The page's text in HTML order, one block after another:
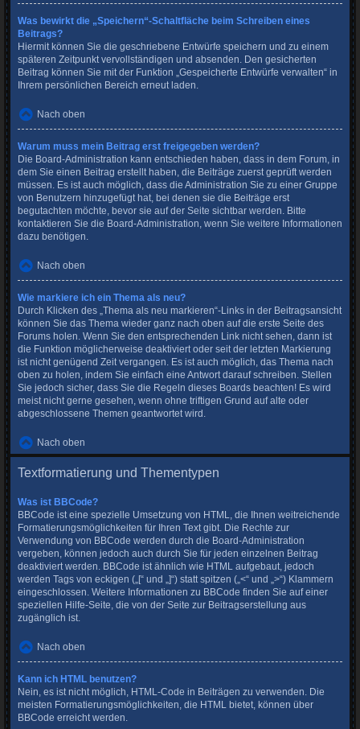
Was bewirkt die „Speichern“-Schaltfläche beim Schreiben eines
Beitrags?
Hiermit können Sie die geschriebene Entwürfe speichern und zu einem
späteren Zeitpunkt vervollständigen und absenden. Den gesicherten
Beitrag können Sie mit der Funktion „Gespeicherte Entwürfe verwalten“ in
Ihrem persönlichen Bereich erneut laden.
Nach oben
Warum muss mein Beitrag erst freigegeben werden?
Die Board-Administration kann entschieden haben, dass in dem Forum, in
dem Sie einen Beitrag erstellt haben, die Beiträge zuerst geprüft werden
müssen. Es ist auch möglich, dass die Administration Sie zu einer Gruppe
von Benutzern hinzugefügt hat, bei denen sie die Beiträge erst
begutachten möchte, bevor sie auf der Seite sichtbar werden. Bitte
kontaktieren Sie die Board-Administration, wenn Sie weitere Informationen
dazu benötigen.
Nach oben
Wie markiere ich ein Thema als neu?
Durch Klicken des „Thema als neu markieren“-Links in der Beitragsansicht
können Sie das Thema wieder ganz nach oben auf die erste Seite des
Forums holen. Wenn Sie den entsprechenden Link nicht sehen, dann ist
die Funktion möglicherweise deaktiviert oder seit der letzten Markierung
ist nicht genügend Zeit vergangen. Es ist auch möglich, das Thema nach
oben zu holen, indem Sie einfach eine Antwort darauf schreiben. Stellen
Sie jedoch sicher, dass Sie die Regeln dieses Boards beachten! Es wird
meist nicht gerne gesehen, wenn ohne triftigen Grund auf alte oder
abgeschlossene Themen geantwortet wird.
Nach oben
Textformatierung und Thementypen
Was ist BBCode?
BBCode ist eine spezielle Umsetzung von HTML, die Ihnen weitreichende
Formatierungsmöglichkeiten für Ihren Text gibt. Die Rechte zur
Verwendung von BBCode werden durch die Board-Administration
vergeben, können jedoch auch durch Sie für jeden einzelnen Beitrag
deaktiviert werden. BBCode ist ähnlich wie HTML aufgebaut, jedoch
werden Tags von eckigen („[“ und „]“) statt spitzen („<“ und „>“) Klammern
eingeschlossen. Weitere Informationen zu BBCode finden Sie auf einer
speziellen Hilfe-Seite, die von der Seite zur Beitragserstellung aus
zugänglich ist.
Nach oben
Kann ich HTML benutzen?
Nein, es ist nicht möglich, HTML-Code in Beiträgen zu verwenden. Die
meisten Formatierungsmöglichkeiten, die HTML bietet, können über
BBCode erreicht werden.